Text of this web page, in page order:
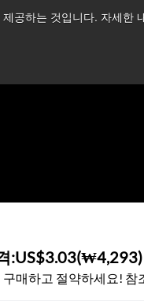
공하는 것입니다. 자세한
니다. 더 읽어보기 →
:US$3.03(₩4,293)
구매하고 절약하세요! 참